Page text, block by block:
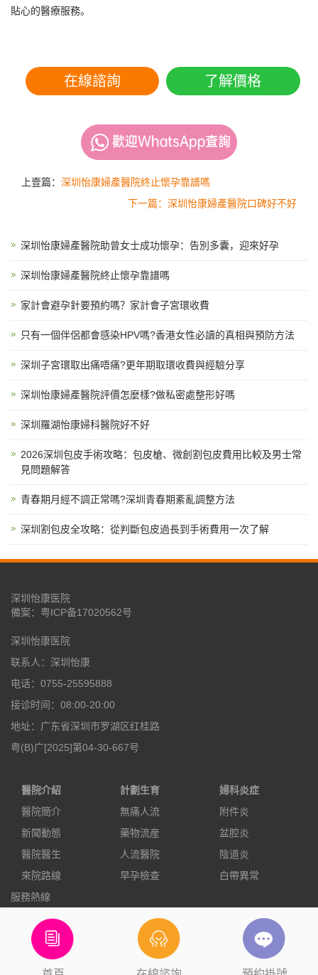
貼心的醫療服務。
在線諮詢 了解價格
上壹篇： 深圳怡康婦產醫院終止懷孕靠譜嗎
下一篇：深圳怡康婦產醫院口碑好不好
深圳怡康婦產醫院助曾女士成功懷孕：告別多囊，迎來好孕
深圳怡康婦產醫院終止懷孕靠譜嗎
家計會避孕針要預約嗎？家計會子宮環收費
只有一個伴侶都會感染HPV嗎?香港女性必讀的真相與預防方法
深圳子宮環取出痛唔痛?更年期取環收費與經驗分享
深圳怡康婦產醫院評價怎麼樣?做私密處整形好嗎
深圳羅湖怡康婦科醫院好不好
2026深圳包皮手術攻略：包皮槍、微創割包皮費用比較及男士常
見問題解答
青春期月經不調正常嗎?深圳青春期紊亂調整方法
深圳割包皮全攻略：從判斷包皮過長到手術費用一次了解
深圳怡康医院
備案： 粤ICP备17020562号
深圳怡康医院
联系人：深圳怡康
电话：0755-25595888
接诊时间：08:00-20:00
地址：广东省深圳市罗湖区红桂路
粤(B)广[2025]第04-30-667号
醫院介紹
醫院簡介
新聞動態
醫院醫生
來院路線
計劃生育
無痛人流
藥物流産
人流醫院
早孕檢查
婦科炎症
附件炎
盆腔炎
陰道炎
白帶異常
服務熱線
0755-25595888
立即預約